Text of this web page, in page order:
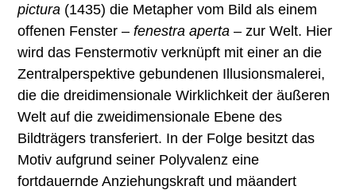
pictura (1435) die Metapher vom Bild als einem
offenen Fenster –fenestra aperta – zur Welt. Hier
wird das Fenstermotiv verknüpft mit einer an die
Zentralperspektive gebundenen Illusionsmalerei,
die die dreidimensionale Wirklichkeit der äußeren
Welt auf die zweidimensionale Ebene des
Bildträgers transferiert. In der Folge besitzt das
Motiv aufgrund seiner Polyvalenz eine
fortdauernde Anziehungskraft und mäandert